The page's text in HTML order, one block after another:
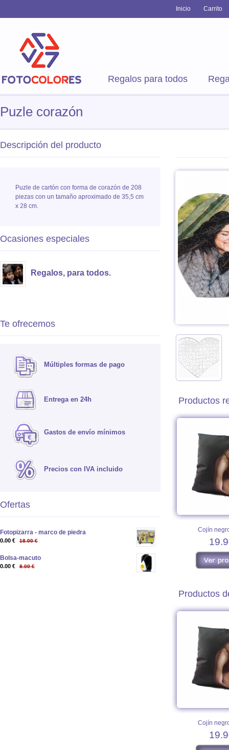
Carrito
Inicio
Regalos para todos
Puzle corazón
Descripción del producto
Puzle de cartón con forma de corazón de 208
piezas con un tamaño aproximado de 35,5 cm
x 28 cm.
Ocasiones especiales
Regalos, para todos.
Te ofrecemos
Múltiples formas de pago
Entrega en 24h
Gastos de envío mínimos
Precios con IVA incluido
Ofertas
Fotopizarra - marco de piedra
0.00 € 18.00 €
Bolsa-macuto
0.00 € 8.00 €
Productos
Cojín
Productos
Cojín